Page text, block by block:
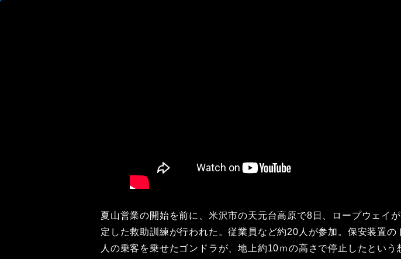
夏山営業の開始を前に、米沢市の天元台高原で8日、ロープウェイ
定した救助訓練が行われた。従業員など約20人が参加。保安装置の
人の乗客を乗せたゴンドラが、地上約10ｍの高さで停止したという